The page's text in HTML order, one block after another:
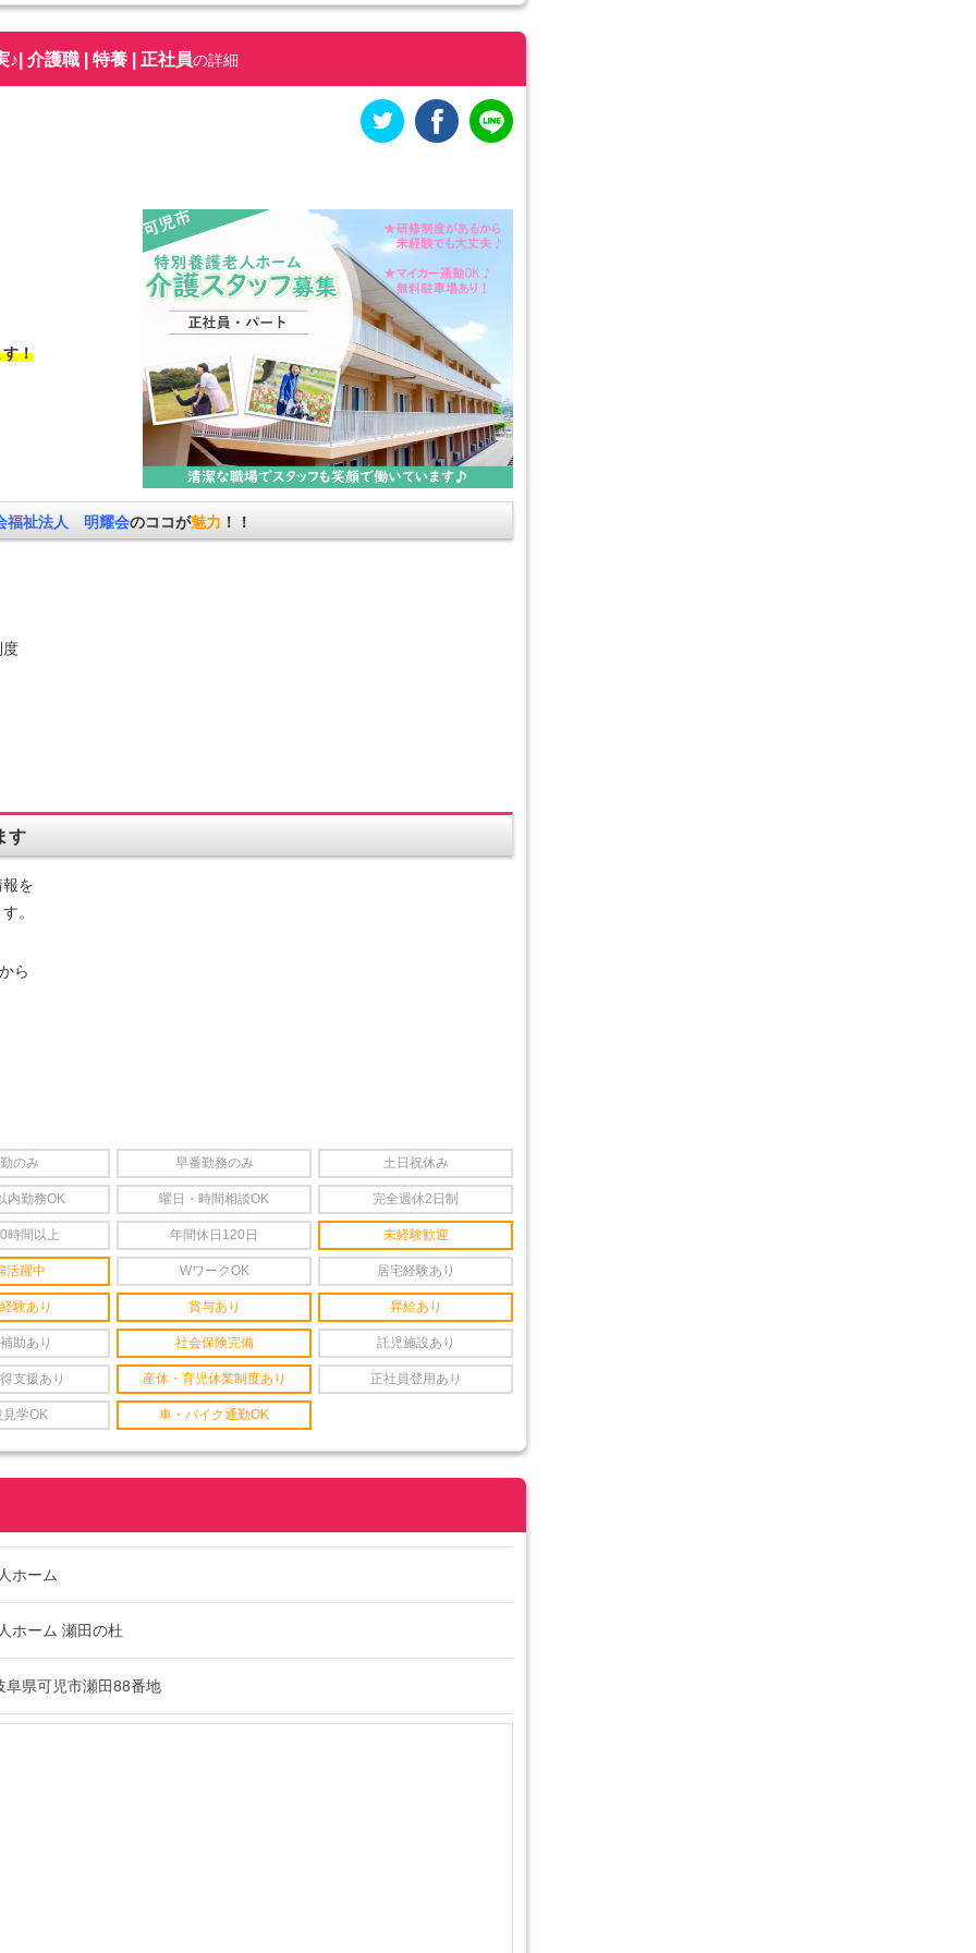
介護職 | 特養 | 正社員の詳細
す！
福祉法人 明耀会のココが魅力 ！！
す
を
。
から
のみ 早番勤務のみ 土日祝休み
内勤務OK 曜日・時間相談OK 完全週休2日制
時間以上 年間休日120日 未経験歓迎
活躍中 WワークOK 居宅経験あり
験あり 賞与あり 昇給あり
助あり 社会保険完備 託児施設あり
支援あり 産休・育児休業制度あり 正社員登用あり
見学OK 車・バイク通勤OK
ホーム
ホーム 瀬田の杜
阜県可児市瀬田88番地